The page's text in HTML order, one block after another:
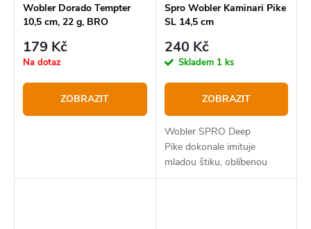
Wobler Dorado Tempter
10,5 cm, 22 g, BRO
179 Kč
Na dotaz
ZOBRAZIT
Spro Wobler Kaminari Pike
SL 14,5 cm
240 Kč
Skladem 1 ks
ZOBRAZIT
Wobler SPRO Deep
Pike dokonale imituje
mladou štiku, oblíbenou
kořist velkých štik!